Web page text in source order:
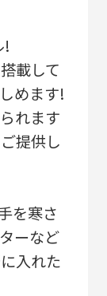
!
載して
めます!
れます
提供し
を寒さ
ーなど
入れた